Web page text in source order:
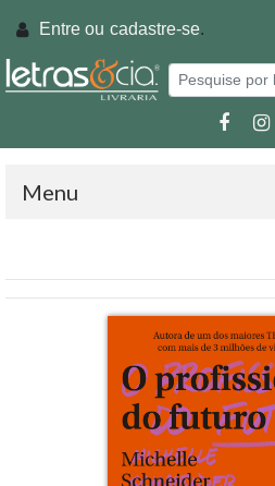
Entre ou cadastre-se.
Menu